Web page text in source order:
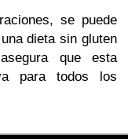
se puede
dieta sin gluten
que esta
para todos los